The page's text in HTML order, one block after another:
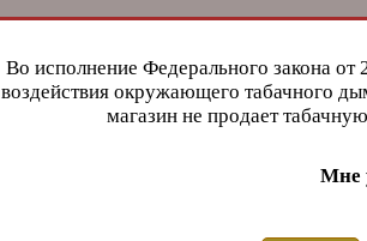
Во исполнение Федерального закона
воздействия окружающего табачного
магазин не продает
Мне